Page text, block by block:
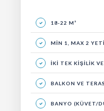
18-22 M²
MIN 1, MAX 2
İKI TEK KIŞILIK VEYA BIR ÇIFT
BALKON VE TERAS
BANYO (KÜVET/